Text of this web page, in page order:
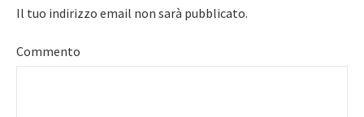
Il tuo indirizzo email non sarà pubblicato.
Commento